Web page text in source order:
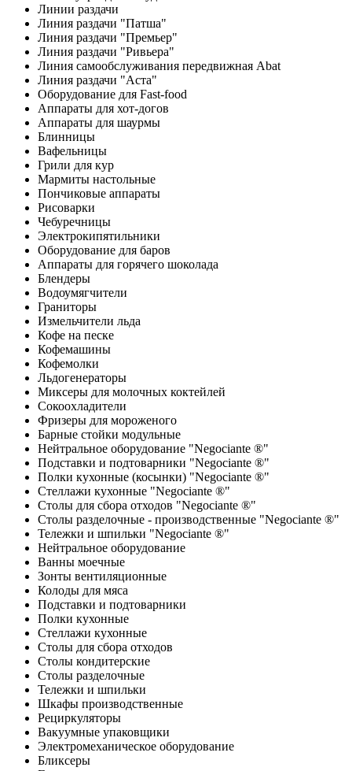
Линии раздачи
Линия раздачи "Патша"
Линия раздачи "Премьер"
Линия раздачи "Ривьера"
Линия самообслуживания передвижная Abat
Линия раздачи "Аста"
Оборудование для Fast-food
Аппараты для хот-догов
Аппараты для шаурмы
Блинницы
Вафельницы
Грили для кур
Мармиты настольные
Пончиковые аппараты
Рисоварки
Чебуречницы
Электрокипятильники
Оборудование для баров
Аппараты для горячего шоколада
Блендеры
Водоумягчители
Граниторы
Измельчители льда
Кофе на песке
Кофемашины
Кофемолки
Льдогенераторы
Миксеры для молочных коктейлей
Сокоохладители
Фризеры для мороженого
Барные стойки модульные
Нейтральное оборудование "Negociante ®"
Подставки и подтоварники "Negociante ®"
Полки кухонные (косынки) "Negociante ®"
Стеллажи кухонные "Negociante ®"
Столы для сбора отходов "Negociante ®"
Столы разделочные - производственные "Negociante ®"
Тележки и шпильки "Negociante ®"
Нейтральное оборудование
Ванны моечные
Зонты вентиляционные
Колоды для мяса
Подставки и подтоварники
Полки кухонные
Стеллажи кухонные
Столы для сбора отходов
Столы кондитерские
Столы разделочные
Тележки и шпильки
Шкафы производственные
Рециркуляторы
Вакуумные упаковщики
Электромеханическое оборудование
Бликсеры